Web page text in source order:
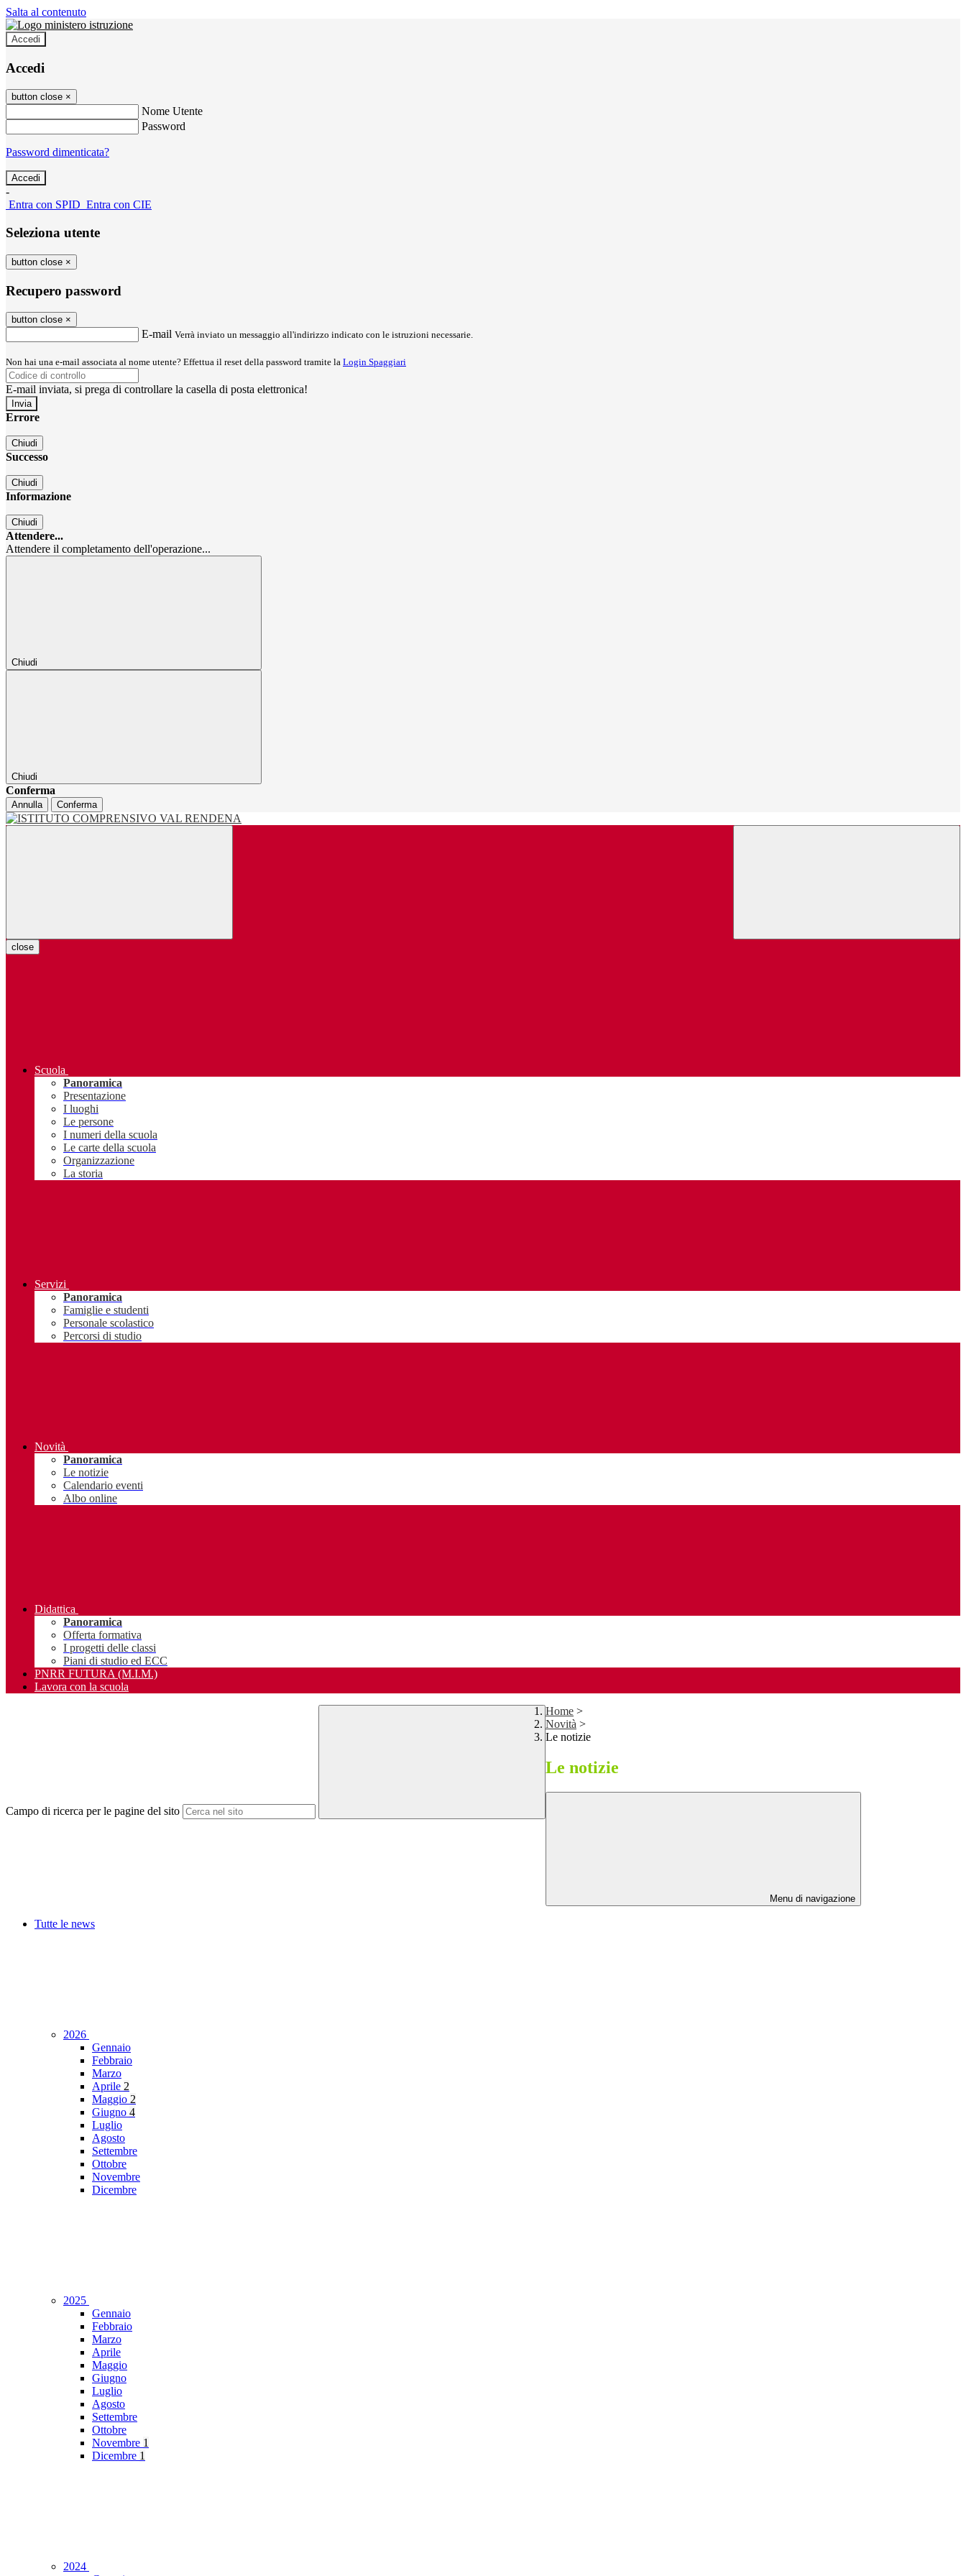
Salta al contenuto
Accedi
Accedi
button close ×
Nome Utente
Password
Password dimenticata?
-
Entra con SPID Entra con CIE
Seleziona utente
button close ×
Recupero password
button close ×
E-mail Verrà inviato un messaggio all'indirizzo indicato con le istruzioni necessarie.
Non hai una e-mail associata al nome utente? Effettua il reset della password tramite la Login Spaggiari
E-mail inviata, si prega di controllare la casella di posta elettronica!
Errore
Chiudi
Successo
Chiudi
Informazione
Chiudi
Attendere...
Attendere il completamento dell'operazione...
Chiudi
Chiudi
Conferma
Annulla Conferma
close
Scuola
Panoramica
Presentazione
I luoghi
Le persone
I numeri della scuola
Le carte della scuola
Organizzazione
La storia
Servizi
Panoramica
Famiglie e studenti
Personale scolastico
Percorsi di studio
Novità
Panoramica
Le notizie
Calendario eventi
Albo online
Didattica
Panoramica
Offerta formativa
I progetti delle classi
Piani di studio ed ECC
PNRR FUTURA (M.I.M.)
Lavora con la scuola
Campo di ricerca per le pagine del sito
Home >
Novità >
Le notizie
Le notizie
Menu di navigazione
Tutte le news
2026
Gennaio
Febbraio
Marzo
Aprile 2
Maggio 2
Giugno 4
Luglio
Agosto
Settembre
Ottobre
Novembre
Dicembre
2025
Gennaio
Febbraio
Marzo
Aprile
Maggio
Giugno
Luglio
Agosto
Settembre
Ottobre
Novembre 1
Dicembre 1
2024